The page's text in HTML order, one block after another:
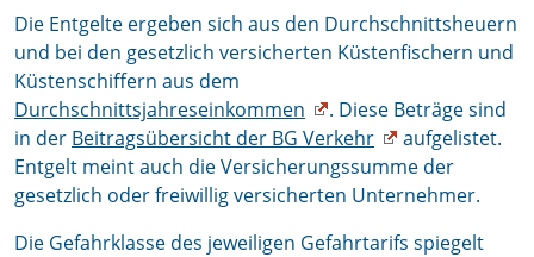
Die Entgelte ergeben sich aus den Durchschnittsheuern
und bei den gesetzlich versicherten Küstenfischern und
Küstenschiffern aus dem
Durchschnittsjahreseinkommen
. Diese Beträge sind
in der Beitragsübersicht der BG Verkehr
aufgelistet.
Entgelt meint auch die Versicherungssumme der
gesetzlich oder freiwillig versicherten Unternehmer.
Die Gefahrklasse des jeweiligen Gefahrtarifs spiegelt